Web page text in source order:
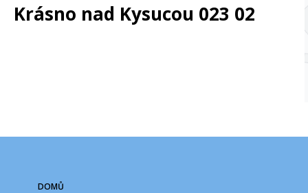
Krásno nad Kysucou 023 02
DOMŮ